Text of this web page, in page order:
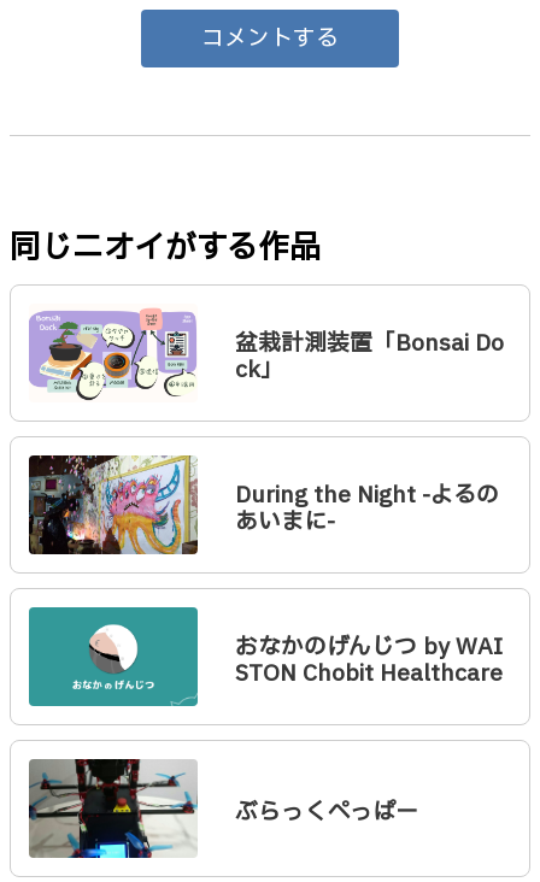
コメントする
同じニオイがする作品
盆栽計測装置「Bonsai Do
ck」
During the Night -よるの
あいまに-
おなかのげんじつ by WAI
STON Chobit Healthcare
ぶらっくぺっぱー